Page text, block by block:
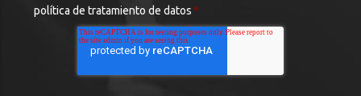
política de tratamiento de datos *